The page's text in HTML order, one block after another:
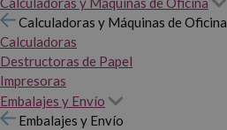
Calculadoras y Máquinas de Oficina
Calculadoras
Destructoras de Papel
Impresoras
Embalajes y Envío
Embalajes y Envío